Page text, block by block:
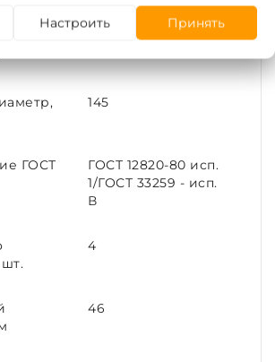
145
ГОСТ
ГОСТ 12820-80 исп.
1/ГОСТ 33259 - исп.
В
4
46
Настроить Принять